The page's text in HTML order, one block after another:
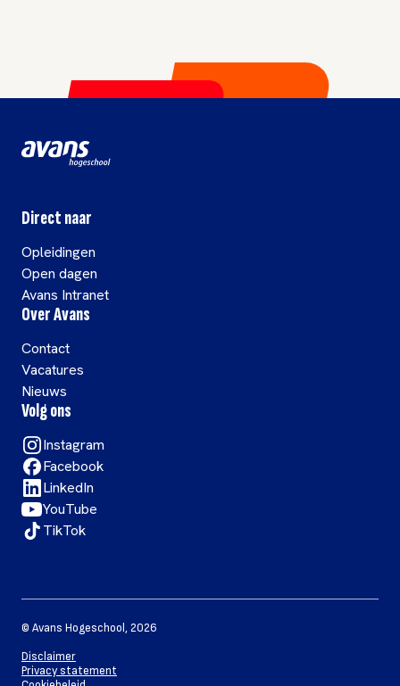
Direct naar
Opleidingen
Open dagen
Avans Intranet
Over Avans
Contact
Vacatures
Nieuws
Volg ons
Instagram
Facebook
LinkedIn
YouTube
TikTok
© Avans Hogeschool ,2026
Disclaimer
Privacy statement